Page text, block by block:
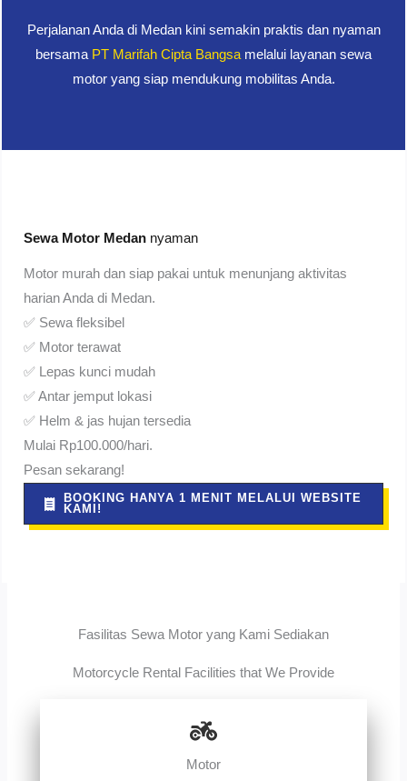
Perjalanan Anda di Medan kini semakin praktis dan nyaman
bersama PT Marifah Cipta Bangsa melalui layanan sewa
motor yang siap mendukung mobilitas Anda.
Sewa Motor Medan nyaman
Motor murah dan siap pakai untuk menunjang aktivitas
harian Anda di Medan.
✅ Sewa fleksibel
✅ Motor terawat
✅ Lepas kunci mudah
✅ Antar jemput lokasi
✅ Helm & jas hujan tersedia
Mulai Rp100.000/hari.
Pesan sekarang!
BOOKING HANYA 1 MENIT MELALUI WEBSITE
KAMI!
Fasilitas Sewa Motor yang Kami Sediakan
Motorcycle Rental Facilities that We Provide
Motor